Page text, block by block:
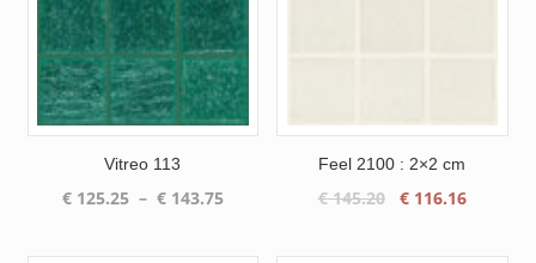
Vitreo 113
€125.25 – €143.75Plage
Feel 2100 : 2×2 cm
€145.20
Le
€ 116.16Le